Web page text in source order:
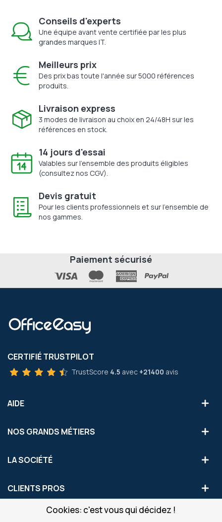
Cookies: c'est vous qui décidez !
Conseils d'experts
Une équipe avant vente certifiée par les plus
grandes marques IT.
Meilleurs prix
Des prix bas toute l'année sur 5000 références
produits.
Livraison express
3 modes de livraison au choix en 24/48H sur les
références en stock.
14 jours d'essai
Valables sur l'ensemble des produits éligibles
(consultez nos CGV).
Devis gratuit
Pour les clients professionnels et sur l'ensemble de
nos gammes.
Paiement sécurisé
CERTIFIÉ TRUSTPILOT
TrustScore 4.5 avec +21400 avis
AIDE
NOS GRANDS MÉTIERS
LA SOCIÉTÉ
CLIENTS PROS
S'INSCRIRE AUX OFFRES COMMERCIALES